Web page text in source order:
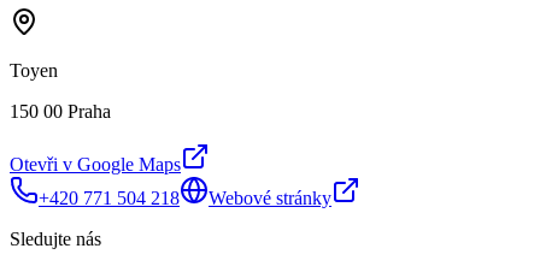
Toyen
150 00 Praha
Otevři v Google Maps
+420 771 504 218
Webové stránky
Sledujte nás